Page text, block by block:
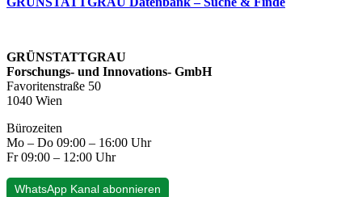
GRÜNSTATTGRAU
Forschungs- und Innovations- GmbH
Favoritenstraße 50
1040 Wien
Bürozeiten
Mo – Do 09:00 – 16:00 Uhr
Fr 09:00 – 12:00 Uhr
WhatsApp Kanal abonnieren